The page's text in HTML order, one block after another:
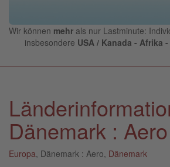
Wir können mehr als nur Lastminute:
insbesondere USA / Kanada - Afrika
Dänemark : Aero
Europa , Dänemark : Aero, Dänemark